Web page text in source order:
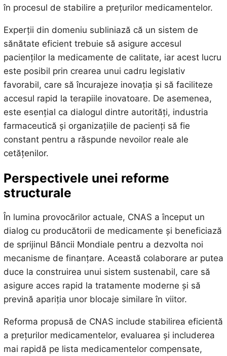
în procesul de stabilire a prețurilor medicamentelor.
Experții din domeniu subliniază că un sistem de
sănătate eficient trebuie să asigure accesul
pacienților la medicamente de calitate, iar acest lucru
este posibil prin crearea unui cadru legislativ
favorabil, care să încurajeze inovația și să faciliteze
accesul rapid la terapiile inovatoare. De asemenea,
este esențial ca dialogul dintre autorități, industria
farmaceutică și organizațiile de pacienți să fie
constant pentru a răspunde nevoilor reale ale
cetățenilor.
Perspectivele unei reforme
structurale
În lumina provocărilor actuale, CNAS a început un
dialog cu producătorii de medicamente și beneficiază
de sprijinul Băncii Mondiale pentru a dezvolta noi
mecanisme de finanțare. Această colaborare ar putea
duce la construirea unui sistem sustenabil, care să
asigure acces rapid la tratamente moderne și să
prevină apariția unor blocaje similare în viitor.
Reforma propusă de CNAS include stabilirea eficientă
a prețurilor medicamentelor, evaluarea și includerea
mai rapidă pe lista medicamentelor compensate,